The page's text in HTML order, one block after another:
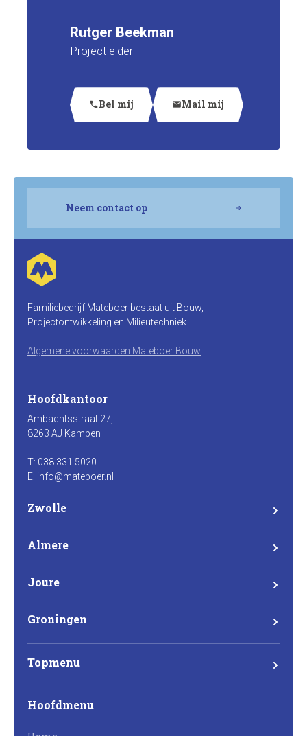
Rutger Beekman
Projectleider
Bel mij
phone Mail mij
mail
Neem contact op
Familiebedrijf Mateboer bestaat uit Bouw,
Projectontwikkeling en Milieutechniek.
Algemene voorwaarden Mateboer Bouw
Hoofdkantoor
Ambachtsstraat 27,
8263 AJ Kampen
T: 038 331 5020
E: info@mateboer.nl
Zwolle
8042 PD Zwolle
Almere
1317 NZ Almere
Joure
8501 XC Joure
Groningen
Hoofdmenu
Topmenu